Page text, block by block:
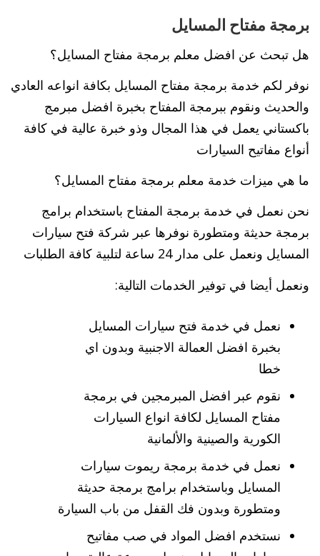
برمجة مفتاح المسايل
هل تبحث عن افضل معلم برمجة مفتاح المسايل؟
نوفر لكم خدمة برمجة مفتاح المسايل بكافة انواعه العادي
والحديث ونقوم ببرمجة المفتاح بخبرة افضل مبرمج
باكستاني يعمل في هذا المجال وذو خبرة عالية في كافة
أنواع مفاتيح السيارات
ما هي ميزات خدمة معلم برمجة مفتاح المسايل؟
نحن نعمل في خدمة برمجة المفتاح باستخدام برامج
برمجة حديثة ومتطورة نوفرها عبر شركة فتح سيارات
المسايل ونعمل على مدار 24 ساعة لتلبية كافة الطلبات
ونعمل أيضا في توفير الخدمات التالية:
نعمل في خدمة فتح سيارات المسايل
بخبرة افضل العمالة الاجنبية وبدون اي
خطا
نقوم عبر افضل المبرمجين في برمجة
مفتاح المسايل لكافة انواع السيارات
الكورية والصينية والألمانية
نعمل في خدمة برمجة ريموت سيارات
المسايل وباستخدام برامج برمجة حديثة
ومتطورة وبدون فك القفل من باب السيارة
نستخدم افضل المواد في صب مفاتيح